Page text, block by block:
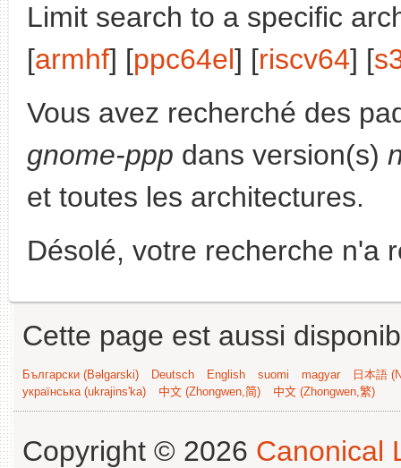
Limit search to a specific
[armhf] [ppc64el] [riscv64] [
Vous avez recherché des
gnome-ppp dans version(s)
et toutes les architectures.
Désolé, votre recherche n'a
Cette page est aussi
Български (Bəlgarski) Deutsch English suomi magyar
日本語
українська (ukrajins'ka)
中文 (Zhongwen,简) 中文 (Zhongwen,繁)
Copyright © 2026 Canonical